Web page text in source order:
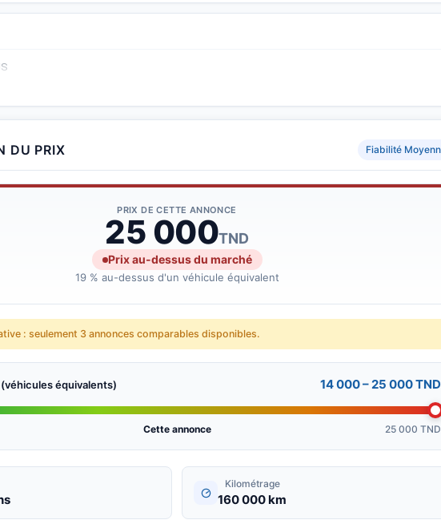
DU PRIX Fiabilité
PRIX DE CETTE ANNONCE
25 000TND
Prix au-dessus du marché
19 % au-dessus d'un véhicule équivalent
: seulement 3 annonces comparables disponibles.
équivalents) 14 000 – 25 000 TND
Cette annonce 25 000 TND
Kilométrage
160 000 km